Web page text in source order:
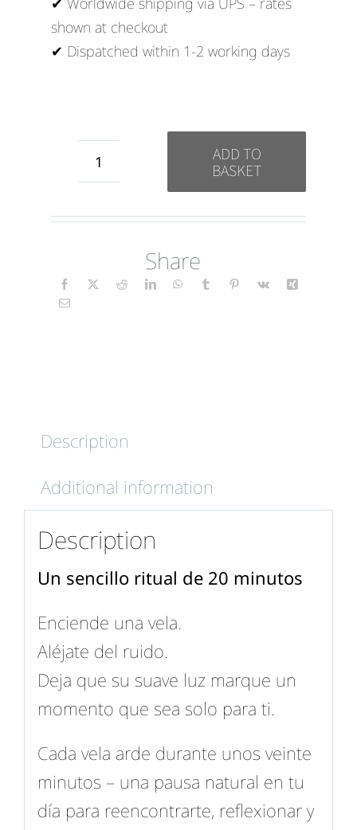
shown at checkout
✔ Dispatched within 1-2 working days
Lectura
quantity
ADD TO
BASKET
Share
Description
Additional information
Description
Un sencillo ritual de 20 minutos
Enciende una vela.
Aléjate del ruido.
Deja que su suave luz marque un
momento que sea solo para ti.
Cada vela arde durante unos veinte
minutos – una pausa natural en tu
día para reencontrarte, reflexionar y